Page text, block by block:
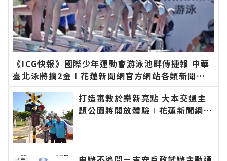
《ICG快報》國際少年運動會游泳池畔傳捷報 中華
臺北泳將摘2金∣花蓮新聞網官方網站各類新聞－
最快速的今日新聞報導 最新的在地資訊！
打造寓教於樂新亮點 大本交通主
題公園將開放體驗∣花蓮新聞網官